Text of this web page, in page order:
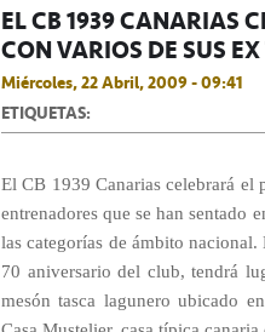
EL CB 1939 CANARIAS
CON VARIOS DE SUS
Miércoles, 22 Abril, 2009 - 09:41
ETIQUETAS:
El CB 1939 Canarias celebrará
entrenadores que se han sentado
las categorías de ámbito
70 aniversario del club, tendrá
mesón tasca lagunero ubicado